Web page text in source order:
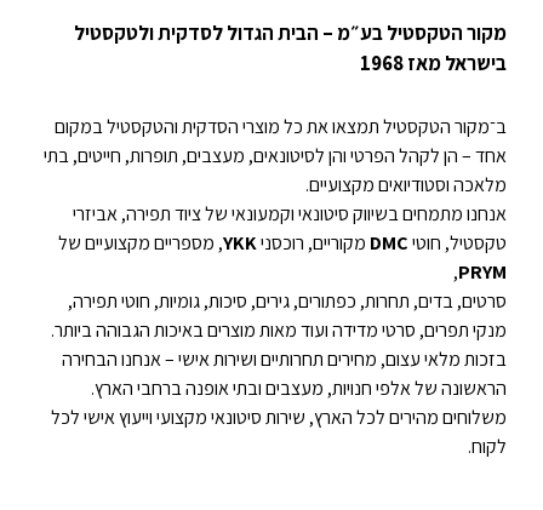
מקור הטקסטיל בע״מ – הבית הגדול לסדקית ולטקסטיל
בישראל מאז 1968
ב־מקור הטקסטיל תמצאו את כל מוצרי הסדקית והטקסטיל במקום
אחד – הן לקהל הפרטי והן לסיטונאים, מעצבים, תופרות, חייטים, בתי
מלאכה וסטודיואים מקצועיים.
אנחנו מתמחים בשיווק סיטונאי וקמעונאי של ציוד תפירה, אביזרי
טקסטיל, חוטיDMC מקוריים, רוכסניYKK, מספריים מקצועיים של
PRYM
,
סרטים, בדים, תחרות, כפתורים, גירים, סיכות, גומיות, חוטי תפירה,
מנקי תפרים, סרטי מדידה ועוד מאות מוצרים באיכות הגבוהה ביותר.
בזכות מלאי עצום, מחירים תחרותיים ושירות אישי – אנחנו הבחירה
הראשונה של אלפי חנויות, מעצבים ובתי אופנה ברחבי הארץ.
משלוחים מהירים לכל הארץ, שירות סיטונאי מקצועי וייעוץ אישי לכל
לקוח.